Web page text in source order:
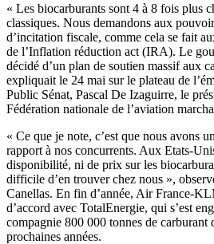
« Les biocarburants sont 4 à 8 fois plus
classiques. Nous demandons aux
d’incitation fiscale, comme cela se fait
de l’Inflation réduction act (IRA). Le
décidé d’un plan de soutien massif aux
expliquait le 24 mai sur le plateau de
Public Sénat, Pascal De Izaguirre, le
Fédération nationale de l’aviation
« Ce que je note, c’est que nous avons
rapport à nos concurrents. Aux Etats-
disponibilité, ni de prix sur les
difficile d’en trouver chez nous »,
Canellas. En fin d’année, Air France-
d’accord avec TotalEnergie, qui s’est
compagnie 800 000 tonnes de carburant
prochaines années.